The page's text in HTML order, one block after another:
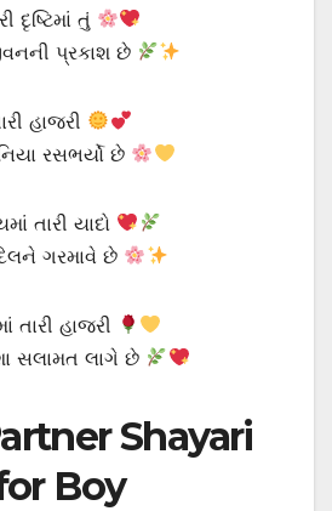
દૃષ્ટિમાં તું
પ્રકાશ છે
હાજરી
રસભર્યો છે
તારી યાદો
ગરમાવે છે
તારી હાજરી
સલામત લાગે છે
Shayari
Boy